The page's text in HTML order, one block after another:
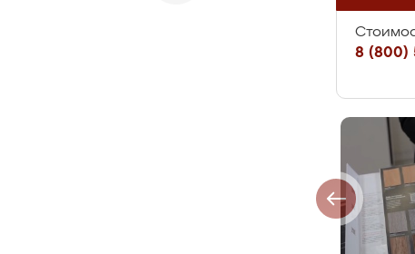
8 (800)